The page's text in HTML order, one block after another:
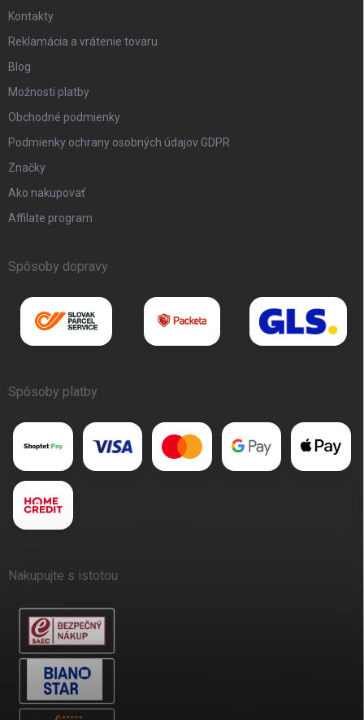
Kontakty
Reklamácia a vrátenie tovaru
Blog
Možnosti platby
Obchodné podmienky
Podmienky ochrany osobných údajov GDPR
Značky
Ako nakupovať
Affilate program
Spôsoby dopravy
Spôsoby platby
Nakupujte s istotou